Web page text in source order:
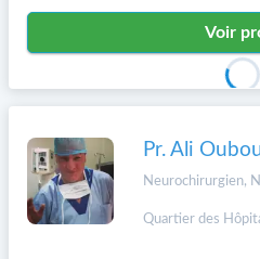
Voir
Pr. Ali
Neurochirurgien,
Quartier des